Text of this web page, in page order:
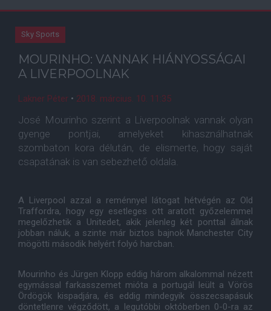
Sky Sports
MOURINHO: VANNAK HIÁNYOSSÁGAI
A LIVERPOOLNAK
Lakner Péter • 2018. március. 10. 11:35
José Mourinho szerint a Liverpoolnak vannak olyan
gyenge pontjai, amelyeket kihasználhatnak
szombaton kora délután, de elismerte, hogy saját
csapatának is van sebezhető oldala.
A Liverpool azzal a reménnyel látogat hétvégén az Old
Traffordra, hogy egy esetleges ott aratott győzelemmel
megelőzhetik a Unitedet, akik jelenleg két ponttal állnak
jobban náluk, a szinte már biztos bajnok Manchester City
mögötti második helyért folyó harcban.
Mourinho és Jürgen Klopp eddig három alkalommal nézett
egymással farkasszemet mióta a portugál leült a Vörös
Ördögök kispadjára, és eddig mindegyik összecsapásuk
döntetlenre végződött, a legutóbbi októberben 0-0-ra az